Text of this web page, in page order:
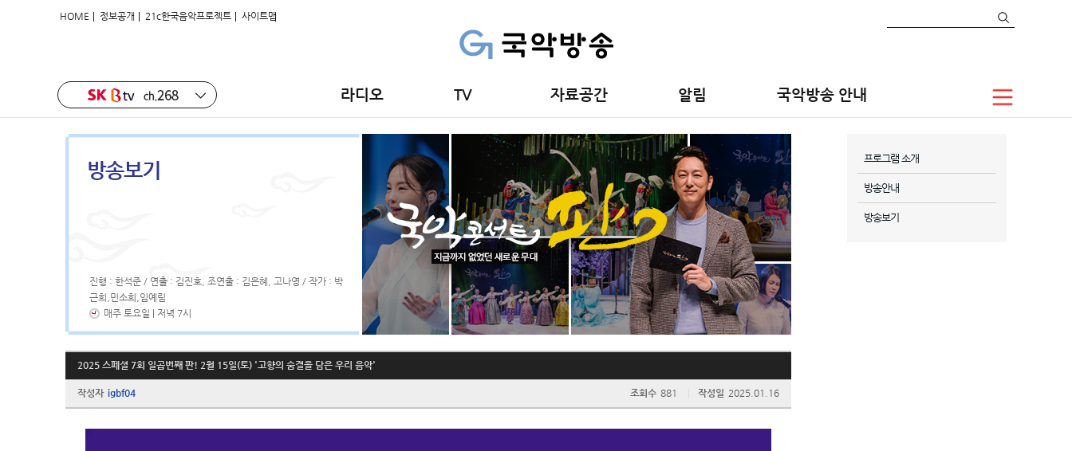
HOME | 정보공개 | 21c한국음악프로젝트 | 사이트맵
라디오 TV 자료공간 알림 국악방송 안내
방송보기
진행 : 한석준 / 연출 : 김진호, 조연출 : 김은혜, 고나영 / 작가 : 박
근희,민소희,임예림
매주 토요일 | 저녁 7시
2025 스페셜 7회 일곱번째 판! 2월 15일(토) '고향의 숨결을 담은 우리 음악'
작성자 igbf04 조회수 881 작성일 2025.01.16
프로그램 소개
방송안내
방송보기